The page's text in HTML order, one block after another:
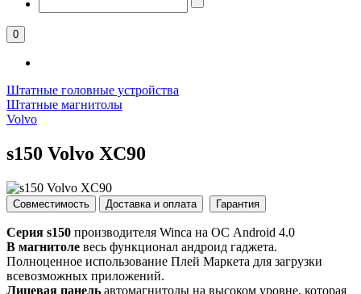
0
Штатные головные устройства
Штатные магнитолы
Volvo
s150 Volvo XC90
Совместимость Доставка и оплата Гарантия
Серия s150 производителя Winca на ОС Android 4.0
В магнитоле весь функционал андроид гаджета.
Полноценное использование Плей Маркета для загрузки
всевозможных приложений.
Лицевая панель автомагнитолы на высоком уровне, которая